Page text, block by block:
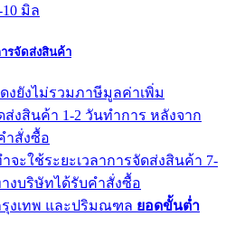
มิล
ารจัดส่งสินค้า
งยังไม่รวมภาษีมูลค่าเพิ่ม
ส่งสินค้า 1-2 วันทำการ หลังจาก
ำสั่งซื้อ
จะใช้ระยะเวลาการจัดส่งสินค้า 7-
งบริษัทได้รับคำสั่งซื้อ
รุงเทพ และปริมณฑล ยอดขั้นต่ำ